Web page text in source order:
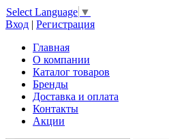
Select Language ▼
Вход | Регистрация
Главная
О компании
Каталог товаров
Бренды
Доставка и оплата
Контакты
Акции